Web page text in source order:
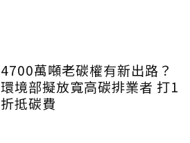
4700萬噸老碳權有新出路？
環境部擬放寬高碳排業者 打1
折抵碳費